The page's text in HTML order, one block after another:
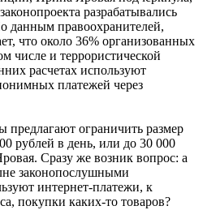
разрабатывались
правоохранителей,
что около 36% организованных
числе и террористической
расчетах используют
платежей через
предлагают ограничить размер
рублей в день, или до 30 000
Сразу же возник вопрос: а
законопослушными
интернет-платежи, к
покупки каких-то товаров?